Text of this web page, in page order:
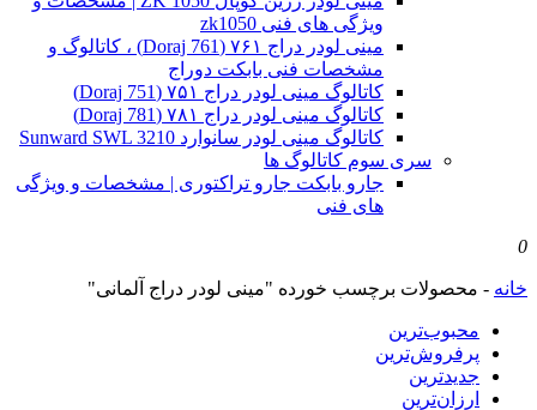
ویژگی های فنی zk1050
مینی لودر دراج ۷۶۱ (Doraj 761) ، کاتالوگ و
مشخصات فنی بابکت دوراج
کاتالوگ مینی لودر دراج ۷۵۱ (Doraj 751)
کاتالوگ مینی لودر دراج ۷۸۱ (Doraj 781)
کاتالوگ مینی لودر سانوارد Sunward SWL 3210
سری سوم کاتالوگ ها
جارو بابکت جارو تراکتوری | مشخصات و ویژگی
های فنی
0
خانه - محصولات برچسب خورده "مینی لودر دراج آلمانی"
محبوب‌ترین
پرفروش‌ترین
جدیدترین
ارزان‌ترین